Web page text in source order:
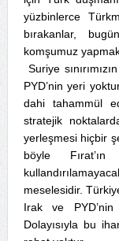
yüzbinlerce
bırakanlar,
komşumuz
Suriye
PYD’nin yeri
dahi tahammül
stratejik
yerleşmesi hiçbir
böyle
meselesidir.
Irak ve PYD’nin
Dolayısıyla bu